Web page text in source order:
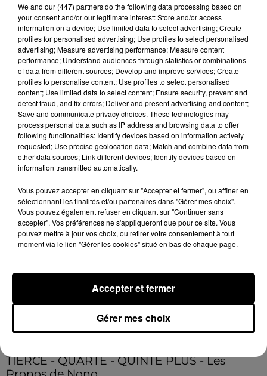
5h07
CHARTRES - Concert : Ensemble vocal
Kerygma
TIERCÉ - QUARTÉ - QUINTÉ PLUS - Les
We and our (447) partnersdo the following data processing based on
your consent and/or our legitimate interest: Store and/or access
information on a device; Use limited data to select advertising; Create
profiles for personalised advertising; Use profiles to select personalised
advertising; Measure advertising performance; Measure content
performance; Understand audiences through statistics or combinations
of data from different sources; Develop and improve services; Create
profiles to personalise content; Use profiles to select personalised
content; Use limited data to select content; Ensure security, prevent and
detect fraud, and fix errors; Deliver and present advertising and content;
Save and communicate privacy choices. These technologies may
process personal data such as IP address and browsing data to offer
following functionalities: Identify devices based on information actively
requested; Use precise geolocation data; Match and combine data from
other data sources; Link different devices; Identify devices based on
information transmitted automatically.
Vous pouvez accepter en cliquant sur "Accepter et fermer", ou affiner en
sélectionnant les finalités et/ou partenaires dans "Gérer mes choix".
Vous pouvez également refuser en cliquant sur "Continuer sans
accepter". Vos préférences ne s'appliqueront que pour ce site. Vous
pouvez mettre à jour vos choix, ou retirer votre consentement à tout
moment via le lien "Gérer les cookies" situé en bas de chaque page.
Gérer mes choix
Accepter et fermer